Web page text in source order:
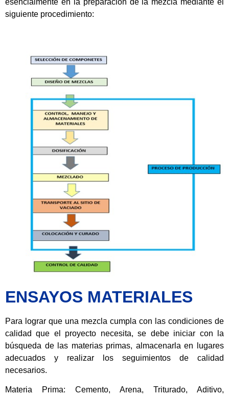
siguiente procedimiento:
ENSAYOS MATERIALES
Para lograr que una mezcla cumpla con las condiciones de
calidad que el proyecto necesita, se debe iniciar con la
búsqueda de las materias primas, almacenarla en lugares
adecuados y realizar los seguimientos de calidad
necesarios.
Materia Prima: Cemento, Arena, Triturado, Aditivo,